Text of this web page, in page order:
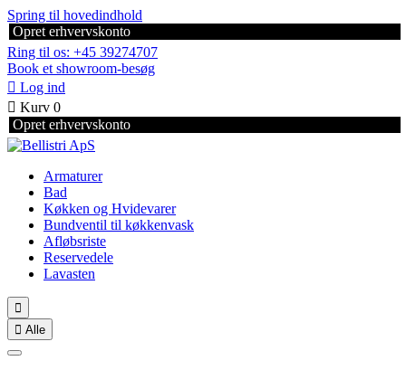
Spring til hovedindhold
Opret erhvervskonto
Ring til os: +45 39274707
Book et showroom-besøg
 Log ind
 Kurv 0
Opret erhvervskonto
Armaturer
Bad
Køkken og Hvidevarer
Bundventil til køkkenvask
Afløbsriste
Reservedele
Lavasten

 Alle